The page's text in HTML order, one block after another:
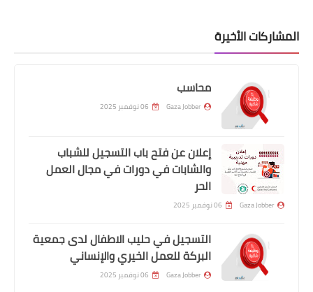
الأخيرة
محاسب
Gaza Jobber 06 نوفمبر 2025
إعلان عن فتح باب التسجيل للشباب
والشابات في دورات في مجال العمل
الحر
Gaza Jobber 06 نوفمبر 2025
التسجيل في حليب الاطفال لدى جمعية
البركة للعمل الخيري والإنساني
Gaza Jobber 06 نوفمبر 2025